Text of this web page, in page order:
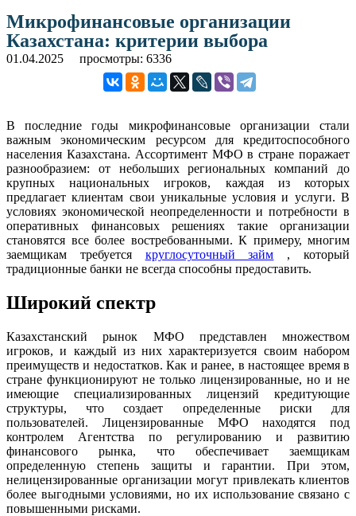
Микрофинансовые организации
Казахстана: критерии выбора
01.04.2025 просмотры: 6336
В последние годы микрофинансовые организации стали
важным экономическим ресурсом для кредитоспособного
населения Казахстана. Ассортимент МФО в стране поражает
разнообразием: от небольших региональных компаний до
крупных национальных игроков, каждая из которых
предлагает клиентам свои уникальные условия и услуги. В
условиях экономической неопределенности и потребности в
оперативных финансовых решениях такие организации
становятся все более востребованными. К примеру, многим
заемщикам требуется круглосуточный займ , который
традиционные банки не всегда способны предоставить.
Широкий спектр
Казахстанский рынок МФО представлен множеством
игроков, и каждый из них характеризуется своим набором
преимуществ и недостатков. Как и ранее, в настоящее время в
стране функционируют не только лицензированные, но и не
имеющие специализированных лицензий кредитующие
структуры, что создает определенные риски для
пользователей. Лицензированные МФО находятся под
контролем Агентства по регулированию и развитию
финансового рынка, что обеспечивает заемщикам
определенную степень защиты и гарантии. При этом,
нелицензированные организации могут привлекать клиентов
более выгодными условиями, но их использование связано с
повышенными рисками.